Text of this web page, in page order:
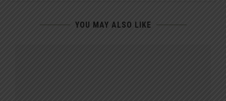
YOU MAY ALSO LIKE